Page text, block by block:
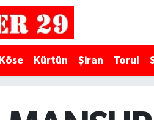
Köse Kürtün Şiran Torul